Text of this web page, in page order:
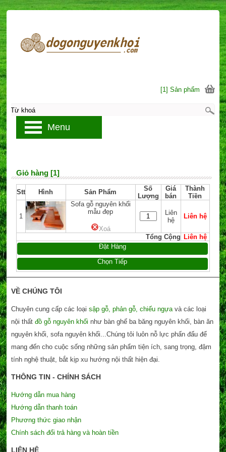
Giỏ hàng [1]
Stt Hình Sản Phẩm
Số
Lượng
Giá
bán
Thành
Tiền
1
Sofa gỗ nguyên khối
mẫu đẹp
Xoá
Liên
hệ
Liên hệ
Tổng Cộng Liên hệ
Đặt Hàng
Chọn Tiếp
[1] Sản phẩm
Menu
VỀ CHÚNG TÔI
Chuyên cung cấp các loại sập gỗ, phản gỗ, chiếu ngựavà các loại
nội thất đồ gỗ nguyên khối như bàn ghế ba băng nguyên khối, bàn ăn
nguyên khối, sofa nguyên khối...Chúng tôi luôn nỗ lực phấn đấu để
mang đến cho cuộc sống những sản phẩm tiện ích, sang trọng, đậm
tính nghệ thuật, bắt kịp xu hướng nội thất hiện đại.
THÔNG TIN - CHÍNH SÁCH
Hướng dẫn mua hàng
Hướng dẫn thanh toán
Phương thức giao nhận
Chính sách đổi trả hàng và hoàn tiền
LIÊN HỆ